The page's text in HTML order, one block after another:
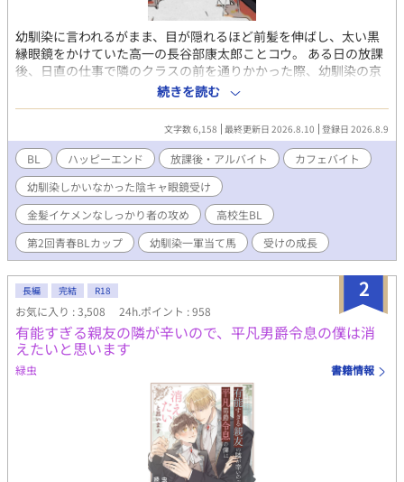
幼馴染に言われるがまま、目が隠れるほど前髪を伸ばし、太い黒
縁眼鏡をかけていた高一の長谷部康太郎ことコウ。 ある日の放課
後、日直の仕事で隣のクラスの前を通りかかった際、幼馴染の京
介が一軍の子たちと一緒になってコウのことを「陰キャ眼鏡」
「金魚のフン」などと言って笑っている場面に遭遇してしまう。
あまりのショックに、泣きながら帰路へ着くコウ。 地元の商店街
をトボトボ歩いていた時、存在は知っていたもののお洒落すぎて
入ることすら考えたことがなかったカフェの前を通りがかる。 す
ると、たまたま中から出てきた金髪の店員・蓮の堂々とした格好
いい姿に目を奪われてしまった。 蓮が店内に戻ると、コウはドア
にとある張り紙がされていることに気付く。 それは、アルバイト
募集の紙だった。 「脱・金魚をするんだ……！」 その一心でアル
バイトに応募すると、なんとあっさり採用される。 少しずつ距離
を縮めていく康太郎と蓮。 すると、 「俺はコウと過ごせて、毎日
楽しい。他の誰でもない。コウだから一緒にいたいと思ってるこ
とを忘れんなよ」 と殺し文句を言われーー？ 幼馴染の金魚のフン
だった気弱くんが、カフェバイトで知り合ったイケメン金髪くん
に憧れるところから始まる放課後・アルバイトのピュアキュンア
オハルBL 【受け】長谷部 康太郎（コウ） 幼馴染の言いなりだっ
たぼっちな黒縁眼鏡の陰キャ。トロいが真面目で、頭は悪くな
い。脱・金魚のフンを目指す。コンタクトをつけて髪をばっさり
切った後は……？ 【攻め】佐伯 蓮 金髪イケメンのカフェ店員。
カフェのマスターは実の叔父。人にも自分にも厳しめだが、コウ
の頑張りとひたむきさを見て褒めまくってきて……？
続きを読む
文字数 6,158 最終更新日 2026.8.10 登録日 2026.8.9
BL ハッピーエンド 放課後・アルバイト
カフェバイト
幼馴染しかいなかった陰キャ眼鏡受け
金髪イケメンなしっかり者の攻め
高校生BL
第2回青春BLカップ
幼馴染一軍当て馬 受けの成長
2
長編 完結 R18
お気に入り : 3,508 24h.ポイント : 958
有能すぎる親友の隣が辛いので、平凡男爵令息の僕は消
えたいと思います
緑虫 書籍情報